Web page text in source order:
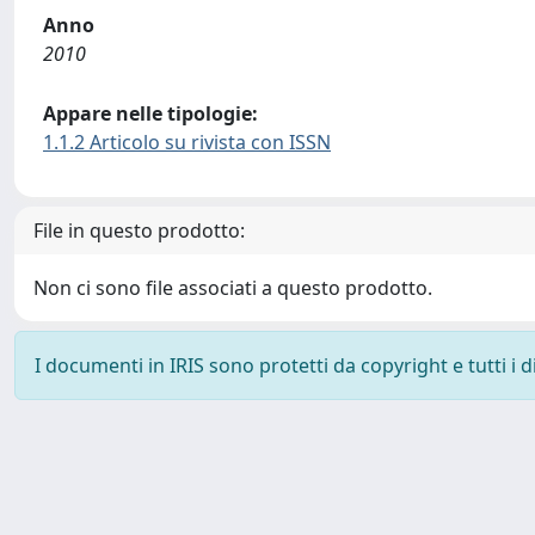
Anno
2010
Appare nelle tipologie:
1.1.2 Articolo su rivista con ISSN
File in questo prodotto:
Non ci sono file associati a questo prodotto.
I documenti in IRIS sono protetti da copyright e tutti i